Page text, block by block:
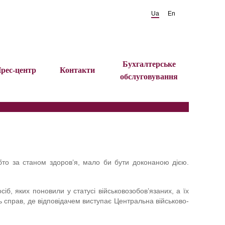
Ua En
центр Контакти
Бухгалтерське
обслуговування
за станом здоров’я, мало би бути доконаною дією.
яких поновили у статусі військовозобов’язаних, а їх
де відповідачем виступає Центральна військово-